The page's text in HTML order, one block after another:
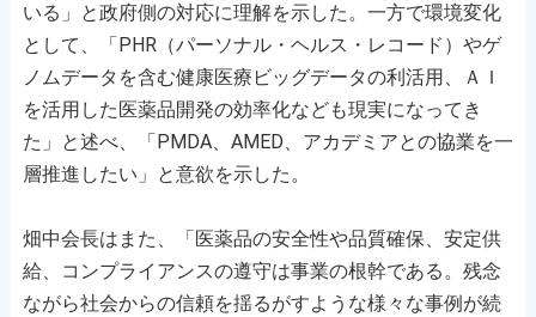
いる」と政府側の対応に理解を示した。一方で環境変化
として、「PHR（パーソナル・ヘルス・レコード）やゲ
ノムデータを含む健康医療ビッグデータの利活用、ＡＩ
を活用した医薬品開発の効率化なども現実になってき
た」と述べ、「PMDA、AMED、アカデミアとの協業を一
層推進したい」と意欲を示した。
畑中会長はまた、「医薬品の安全性や品質確保、安定供
給、コンプライアンスの遵守は事業の根幹である。残念
ながら社会からの信頼を揺るがすような様々な事例が続